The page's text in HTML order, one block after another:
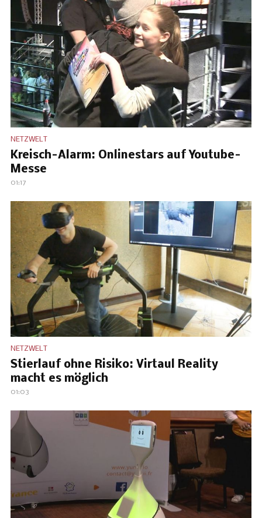
NETZWELT
Kreisch-Alarm: Onlinestars auf Youtube-
Messe
01:17
NETZWELT
Stierlauf ohne Risiko: Virtaul Reality
macht es möglich
01:03